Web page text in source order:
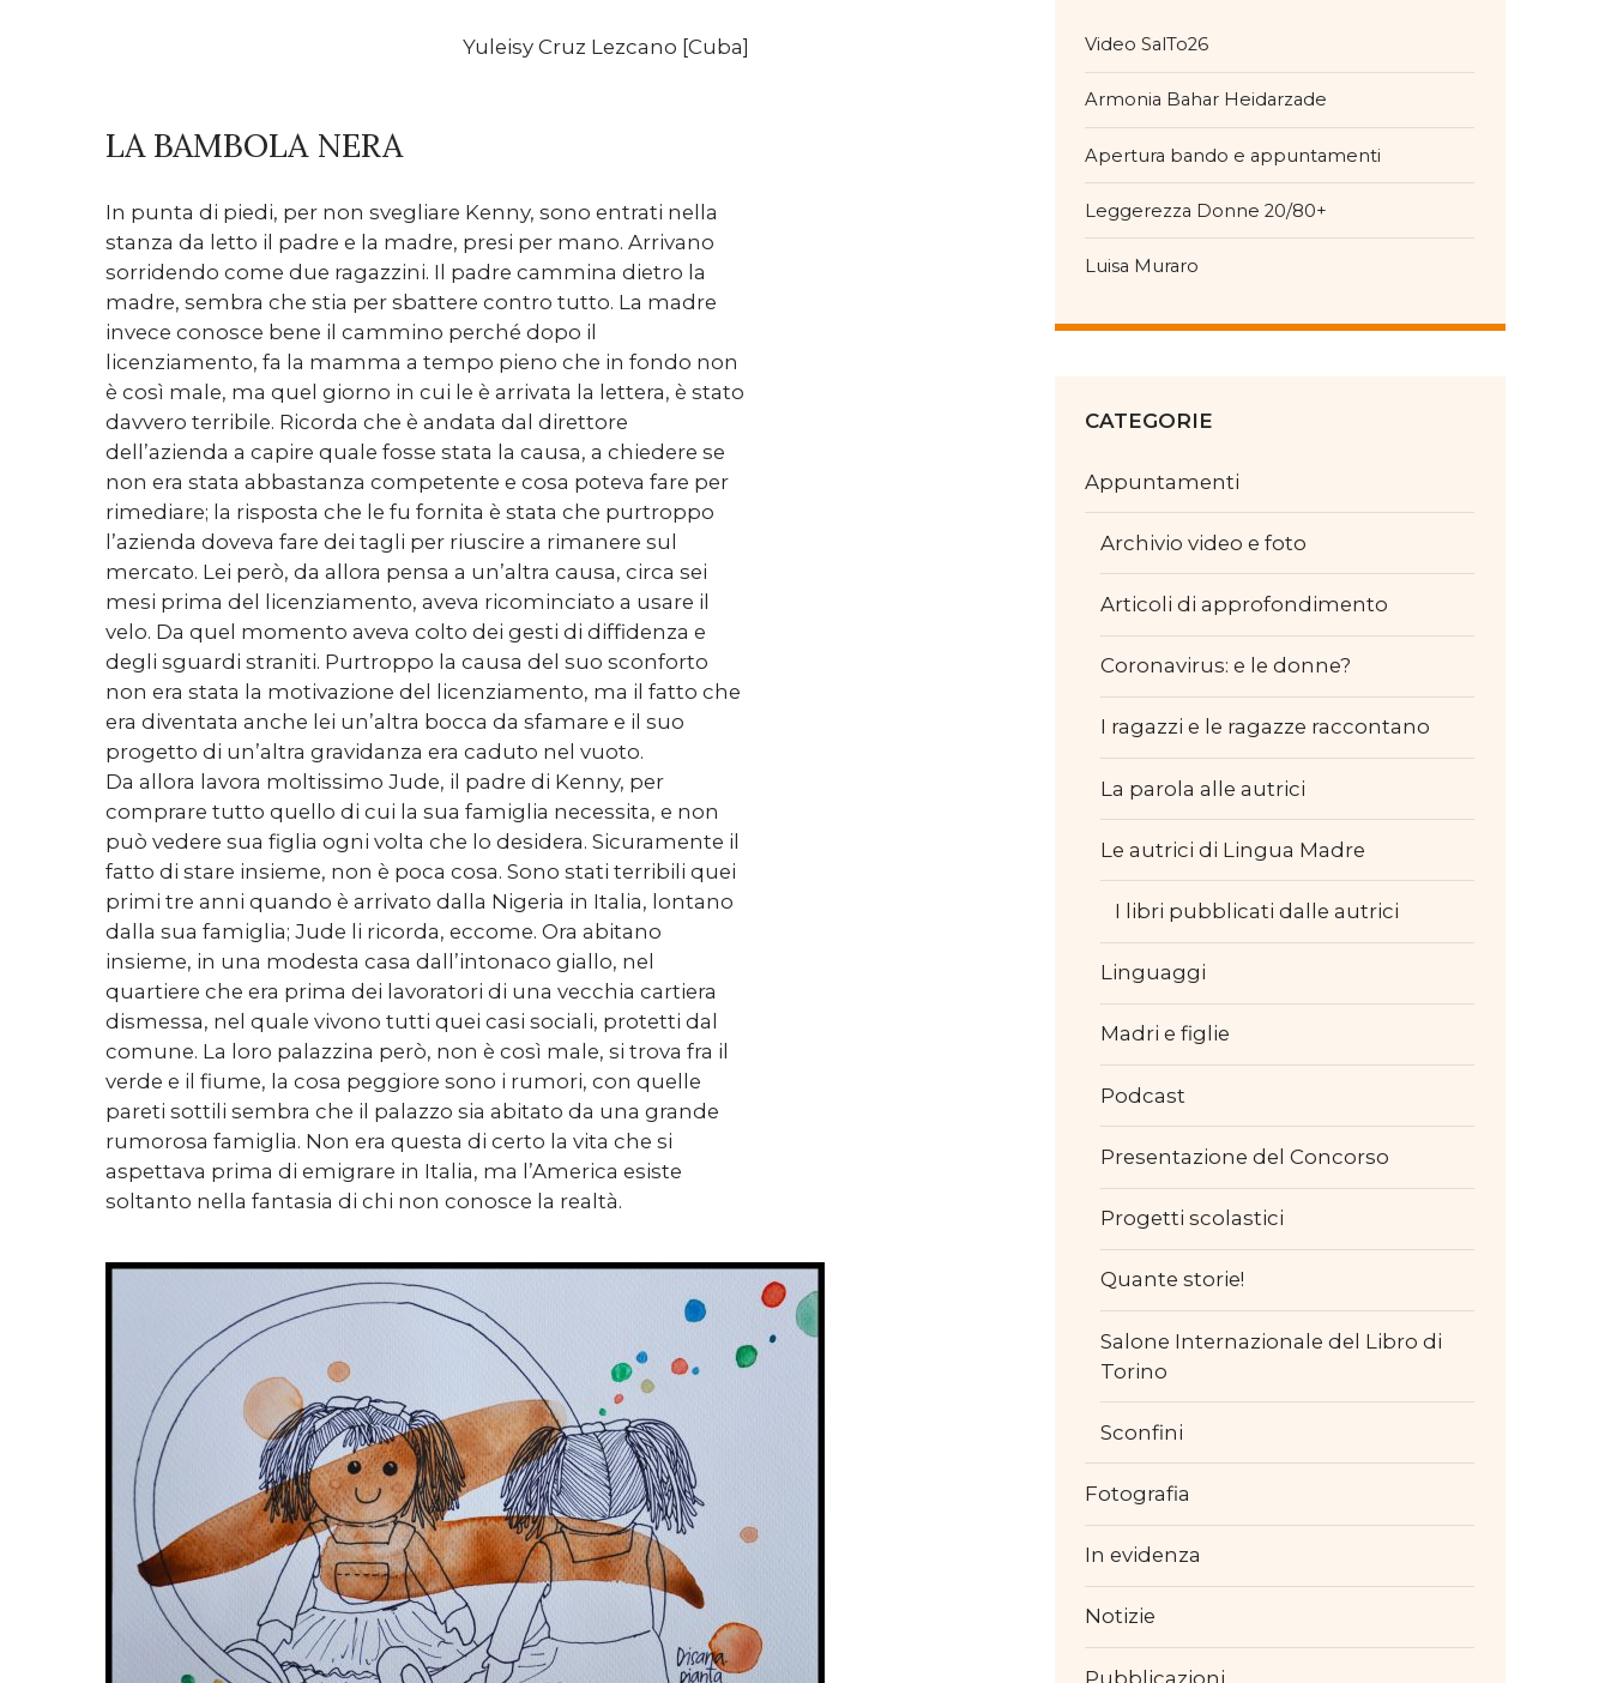
Yuleisy Cruz Lezcano [Cuba]
LA BAMBOLA NERA
In punta di piedi, per non svegliare Kenny, sono entrati nella
stanza da letto il padre e la madre, presi per mano. Arrivano
sorridendo come due ragazzini. Il padre cammina dietro la
madre, sembra che stia per sbattere contro tutto. La madre
invece conosce bene il cammino perché dopo il
licenziamento, fa la mamma a tempo pieno che in fondo non
è così male, ma quel giorno in cui le è arrivata la lettera, è stato
davvero terribile. Ricorda che è andata dal direttore
dell’azienda a capire quale fosse stata la causa, a chiedere se
non era stata abbastanza competente e cosa poteva fare per
rimediare; la risposta che le fu fornita è stata che purtroppo
l’azienda doveva fare dei tagli per riuscire a rimanere sul
mercato. Lei però, da allora pensa a un’altra causa, circa sei
mesi prima del licenziamento, aveva ricominciato a usare il
velo. Da quel momento aveva colto dei gesti di diffidenza e
degli sguardi straniti. Purtroppo la causa del suo sconforto
non era stata la motivazione del licenziamento, ma il fatto che
era diventata anche lei un’altra bocca da sfamare e il suo
progetto di un’altra gravidanza era caduto nel vuoto.
Da allora lavora moltissimo Jude, il padre di Kenny, per
comprare tutto quello di cui la sua famiglia necessita, e non
può vedere sua figlia ogni volta che lo desidera. Sicuramente il
fatto di stare insieme, non è poca cosa. Sono stati terribili quei
primi tre anni quando è arrivato dalla Nigeria in Italia, lontano
dalla sua famiglia; Jude li ricorda, eccome. Ora abitano
insieme, in una modesta casa dall’intonaco giallo, nel
quartiere che era prima dei lavoratori di una vecchia cartiera
dismessa, nel quale vivono tutti quei casi sociali, protetti dal
comune. La loro palazzina però, non è così male, si trova fra il
verde e il fiume, la cosa peggiore sono i rumori, con quelle
pareti sottili sembra che il palazzo sia abitato da una grande
rumorosa famiglia. Non era questa di certo la vita che si
aspettava prima di emigrare in Italia, ma l’America esiste
soltanto nella fantasia di chi non conosce la realtà.
Video SalTo26
Armonia Bahar Heidarzade
Apertura bando e appuntamenti
Leggerezza Donne 20/80+
Luisa Muraro
CATEGORIE
Appuntamenti
Archivio video e foto
Articoli di approfondimento
Coronavirus: e le donne?
I ragazzi e le ragazze raccontano
La parola alle autrici
Le autrici di Lingua Madre
I libri pubblicati dalle autrici
Linguaggi
Madri e figlie
Podcast
Presentazione del Concorso
Progetti scolastici
Quante storie!
Salone Internazionale del Libro di
Torino
Sconfini
Fotografia
In evidenza
Notizie
Pubblicazioni